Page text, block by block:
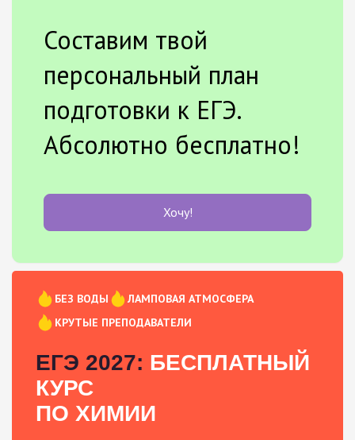
Составим твой
персональный план
подготовки к ЕГЭ.
Абсолютно бесплатно!
Хочу!
БЕЗ ВОДЫ
ЛАМПОВАЯ АТМОСФЕРА
КРУТЫЕ ПРЕПОДАВАТЕЛИ
ЕГЭ 2027: БЕСПЛАТНЫЙ
КУРС
ПО ХИМИИ